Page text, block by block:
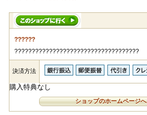
??????
????????????????????????????????????
決済方法
購入特典なし
ショップのホームページへ